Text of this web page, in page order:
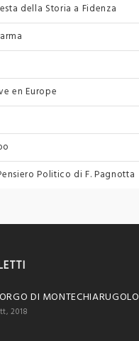
della Storia a Fidenza
en Europe
Politico di F. Pagnotta
DI MONTECHIARUGOLO
2018